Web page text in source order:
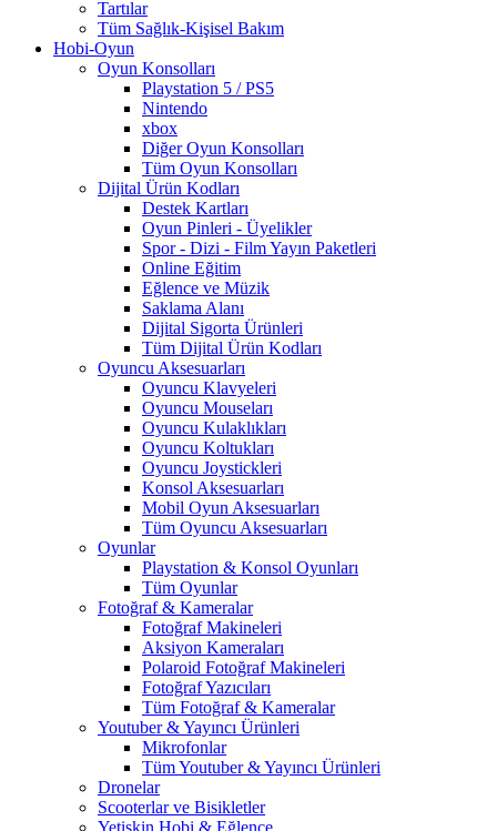
Tartılar
Tüm Sağlık-Kişisel Bakım
Hobi-Oyun
Oyun Konsolları
Playstation 5 / PS5
Nintendo
xbox
Diğer Oyun Konsolları
Tüm Oyun Konsolları
Dijital Ürün Kodları
Destek Kartları
Oyun Pinleri - Üyelikler
Spor - Dizi - Film Yayın Paketleri
Online Eğitim
Eğlence ve Müzik
Saklama Alanı
Dijital Sigorta Ürünleri
Tüm Dijital Ürün Kodları
Oyuncu Aksesuarları
Oyuncu Klavyeleri
Oyuncu Mouseları
Oyuncu Kulaklıkları
Oyuncu Koltukları
Oyuncu Joystickleri
Konsol Aksesuarları
Mobil Oyun Aksesuarları
Tüm Oyuncu Aksesuarları
Oyunlar
Playstation & Konsol Oyunları
Tüm Oyunlar
Fotoğraf & Kameralar
Fotoğraf Makineleri
Aksiyon Kameraları
Polaroid Fotoğraf Makineleri
Fotoğraf Yazıcıları
Tüm Fotoğraf & Kameralar
Youtuber & Yayıncı Ürünleri
Mikrofonlar
Tüm Youtuber & Yayıncı Ürünleri
Dronelar
Scooterlar ve Bisikletler
Yetişkin Hobi & Eğlence